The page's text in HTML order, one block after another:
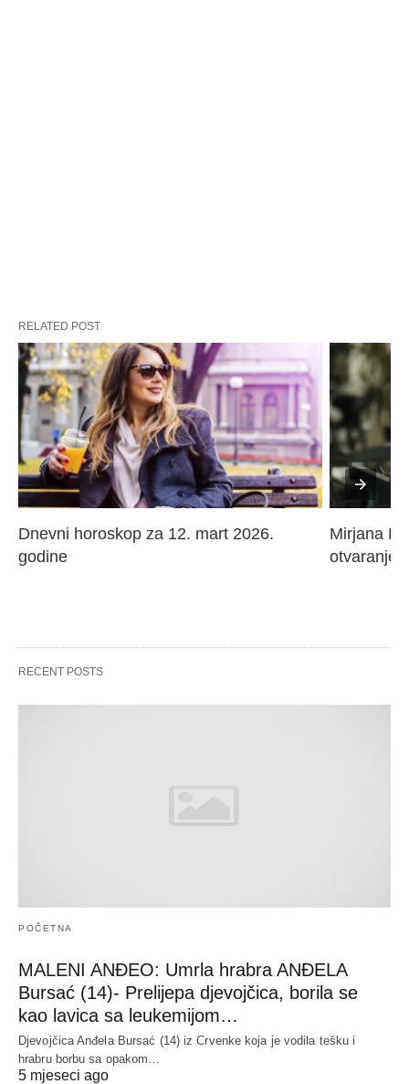
RELATED POST
Dnevni horoskop za 12. mart 2026.
godine
Mirjana
otvaranje
RECENT POSTS
POČETNA
MALENI ANĐEO: Umrla hrabra ANĐELA
Bursać (14)- Prelijepa djevojčica, borila se
kao lavica sa leukemijom…
Djevojčica Anđela Bursać (14) iz Crvenke koja je vodila tešku i
hrabru borbu sa opakom…
5 mjeseci ago